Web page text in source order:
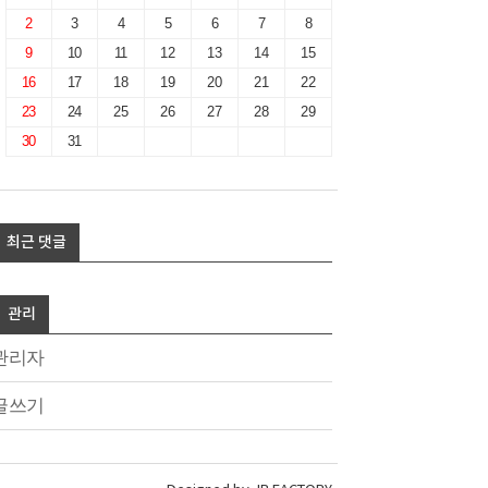
2
3 4 5 6 7
8
9
10 11 12 13 14
15
16
17 18 19 20 21
22
23
24 25 26 27 28
29
30
31
최근 댓글
관리
리자
쓰기